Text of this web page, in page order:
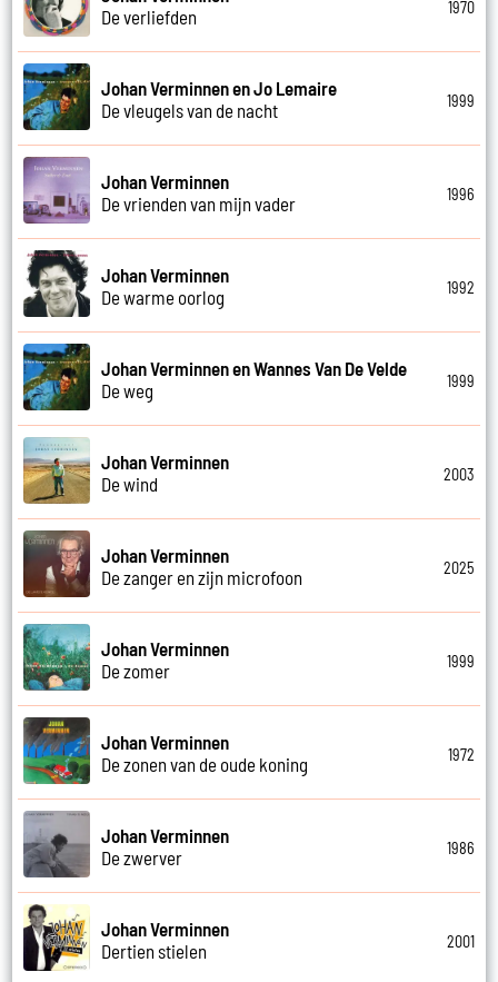
De verliefden
1970
Johan Verminnen en Jo Lemaire
De vleugels van de nacht
1999
Johan Verminnen
De vrienden van mijn vader
1996
Johan Verminnen
De warme oorlog
1992
Johan Verminnen en Wannes Van De Velde
De weg
1999
Johan Verminnen
De wind
2003
Johan Verminnen
De zanger en zijn microfoon
2025
Johan Verminnen
De zomer
1999
Johan Verminnen
De zonen van de oude koning
1972
Johan Verminnen
De zwerver
1986
Johan Verminnen
Dertien stielen
2001